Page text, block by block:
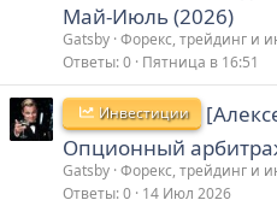
Май-Июль (2026)
Gatsby Форекс, трейдинг и
Ответы 0 Пятница в 16:51
Инвестиции
Опционный
Gatsby Форекс, трейдинг и
Ответы 0 14 Июл 2026